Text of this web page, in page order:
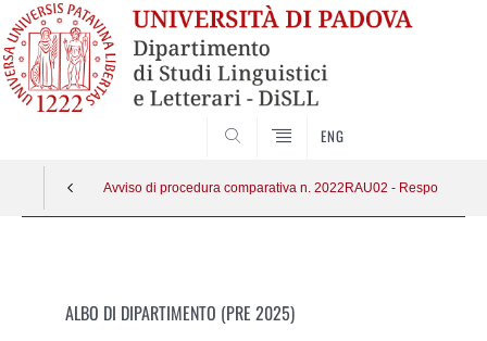
ENG
Avviso di procedura comparativa n. 2022RAU02 -
ALBO DI DIPARTIMENTO (PRE 2025)